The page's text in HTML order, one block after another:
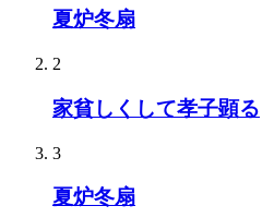
夏炉冬扇
2
家貧しくして孝子顕る
3
夏炉冬扇